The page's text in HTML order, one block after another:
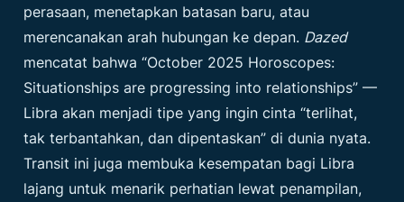
perasaan, menetapkan batasan baru, atau
merencanakan arah hubungan ke depan. Dazed
mencatat bahwa “Octo­ber 2025 Horoscopes:
Situationships are progressing into relationships” —
Libra akan menjadi tipe yang ingin cinta “terlihat,
tak terbantahkan, dan dipentaskan” di dunia nyata.
Transit ini juga membuka kesempatan bagi Libra
lajang untuk menarik perhatian lewat penampilan,